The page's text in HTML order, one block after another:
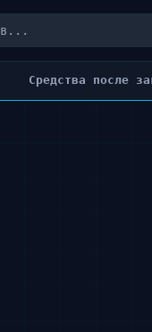
Cредства после